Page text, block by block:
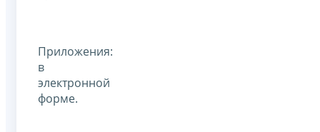
Приложения:
в
электронной
форме.